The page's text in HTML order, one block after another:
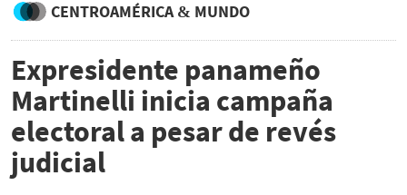
CENTROAMÉRICA & MUNDO
Expresidente panameño
Martinelli inicia campaña
electoral a pesar de revés
judicial